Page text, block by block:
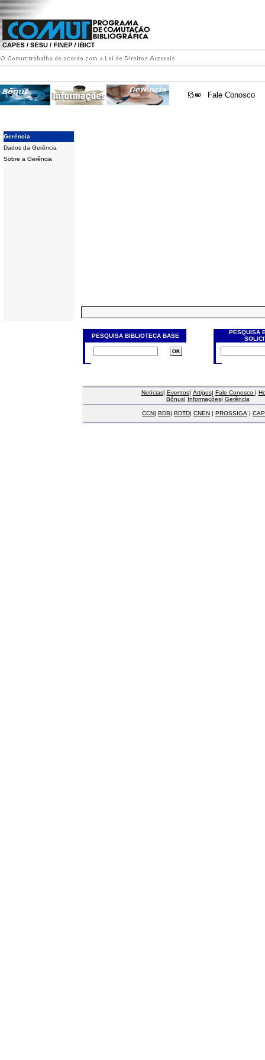
Fale Conosco
Gerência
Dados da Gerência
Sobre a Gerência
PESQUISA BIBLIOTECA BASE
PESQUISA
Notícias| Eventos| Artigos| Fale Conosco |
Bônus| Informações| Gerência
CCN| BDB| BDTD| CNEN | PROSSIGA |